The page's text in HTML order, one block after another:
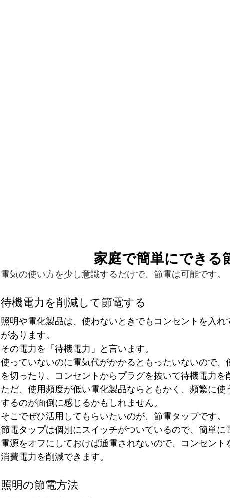
家庭で簡単にできる
電気の使い方を少し意識するだけで、節電は可能です。
待機電力を削減して節電する
照明や電化製品は、使わないときでもコンセントを入
があります。
その電力を「待機電力」と言います。
使っていないのに電気代がかかるともったいないので
を切ったり、コンセントからプラグを抜いて待機電力を
ただ、使用頻度が低い電化製品ならともかく、頻繁に
するのが面倒に感じるかもしれません。
そこでぜひ活用してもらいたいのが、節電タップです。
節電タップは個別にスイッチがついているので、簡単に
電源をオフにしておけば通電されないので、コンセント
消費電力を削減できます。
照明の節電方法